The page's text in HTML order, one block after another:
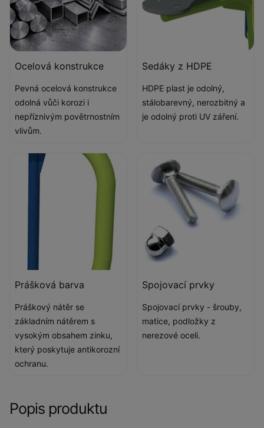
Ocelová konstrukce
Pevná ocelová konstrukce
odolná vůči korozi i
nepříznivým povětrnostním
vlivům.
Sedáky z HDPE
HDPE plast je odolný,
stálobarevný, nerozbitný a
je odolný proti UV záření.
Prášková barva
Práškový nátěr se
základním nátěrem s
vysokým obsahem zinku,
který poskytuje antikorozní
ochranu.
Spojovací prvky
Spojovací prvky - šrouby,
matice, podložky z
nerezové oceli.
Popis produktu